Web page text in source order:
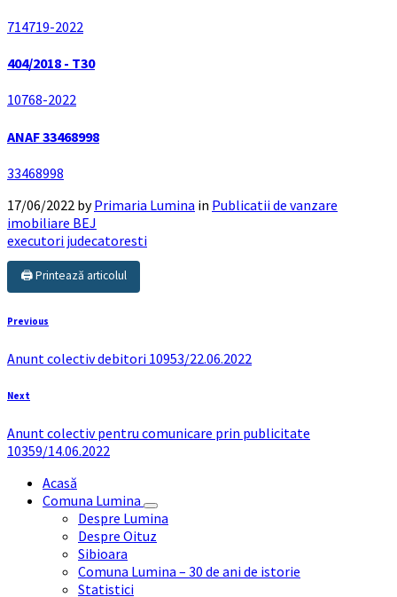
714719-2022
404/2018 - T30
10768-2022
ANAF 33468998
33468998
17/06/2022 byPrimaria Lumina in Publicatii de vanzare
imobiliare BEJ
executori judecatoresti
🖨️ Printează articolul
Previous
Anunt colectiv debitori 10953/22.06.2022
Next
Anunt colectiv pentru comunicare prin publicitate
10359/14.06.2022
Acasă
Comuna Lumina
Despre Lumina
Despre Oituz
Sibioara
Comuna Lumina – 30 de ani de istorie
Statistici